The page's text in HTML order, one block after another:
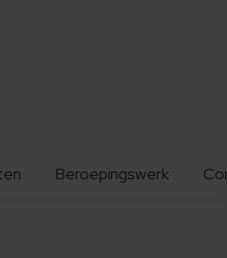
Beroepingswerk